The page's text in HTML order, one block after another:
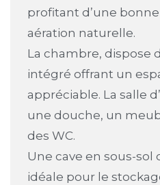
profitant d’une
aération naturelle.
La chambre, dispose
intégré offrant un
appréciable. La salle
une douche, un
des WC.
Une cave en sous-
idéale pour le